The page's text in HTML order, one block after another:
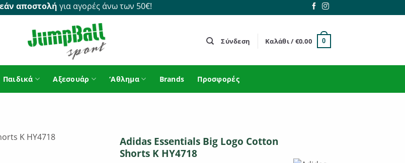
αποστολή για αγορές άνω των 50€!
Σύνδεση Καλάθι /€0.00 0
Παιδικά Αξεσουάρ ‘Αθλημα Brands Προσφορές
Adidas Essentials Big Logo Cotton
Shorts K HY4718